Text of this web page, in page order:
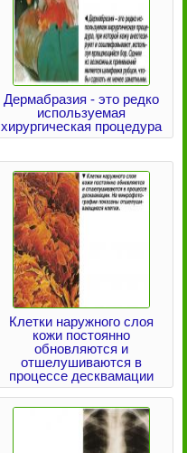
Дермабразия - это редко
используемая
хирургическая процедура
Клетки наружного слоя
кожи постоянно
обновляются и
отшелушиваются в
процессе десквамации